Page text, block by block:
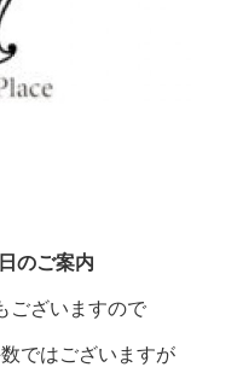
のご案内
ございますので
ではございますが